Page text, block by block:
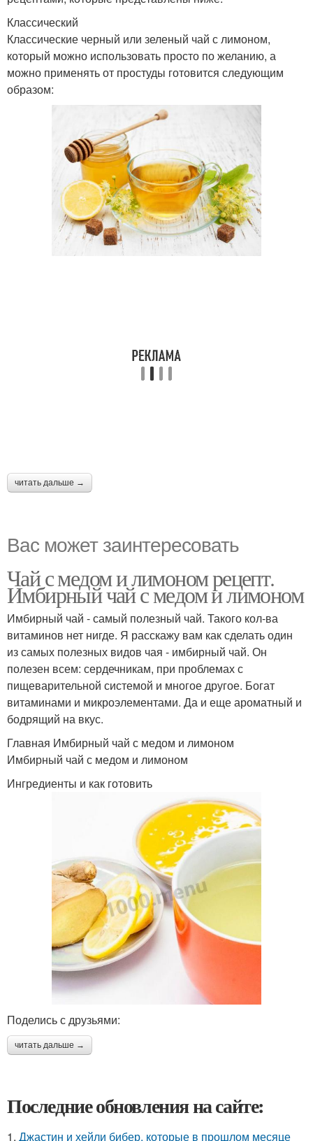
Классический
Классические черный или зеленый чай с лимоном,
который можно использовать просто по желанию, а
можно применять от простуды готовится следующим
образом:
читать дальше →
Вас может заинтересовать
Чай с медом и лимоном рецепт.
Имбирный чай с медом и лимоном
Имбирный чай - самый полезный чай. Такого кол-ва
витаминов нет нигде. Я расскажу вам как сделать один
из самых полезных видов чая - имбирный чай. Он
полезен всем: сердечникам, при проблемах с
пищеварительной системой и многое другое. Богат
витаминами и микроэлементами. Да и еще ароматный и
бодрящий на вкус.
Главная Имбирный чай с медом и лимоном
Имбирный чай с медом и лимоном
Ингредиенты и как готовить
Поделись с друзьями:
читать дальше →
Последние обновления на сайте:
1. Джастин и хейли бибер, которые в прошлом месяце